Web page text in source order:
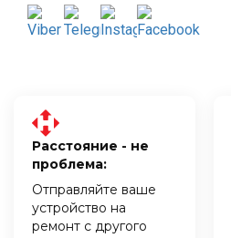
Расстояние - не
проблема:
Отправляйте ваше
устройство на
ремонт с другого